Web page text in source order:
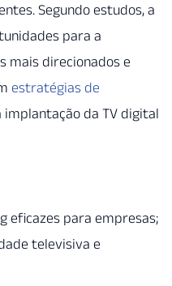
Segundo estudos, a
para a
mais direcionados e
estratégias de
implantação da TV digital
eficazes para empresas;
televisiva e